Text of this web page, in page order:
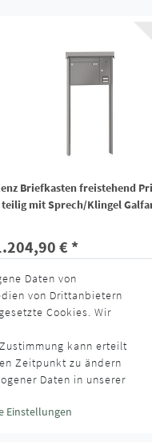
Briefkasten freistehend
teilig mit Sprech/Klingel
€ *
inkl. ges. MwSt. zzgl.
Lieferzeit ca. 4 - 6 Wochen
Daten von
von Drittanbietern
Cookies. Wir
kann erteilt
Zeitpunkt zu ändern
Daten in unserer
Einstellungen